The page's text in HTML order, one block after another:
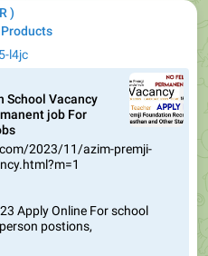
Vacancy
job For
2023/11/azim-premji-
Apply Online For school
Channel Link :( 15,000+